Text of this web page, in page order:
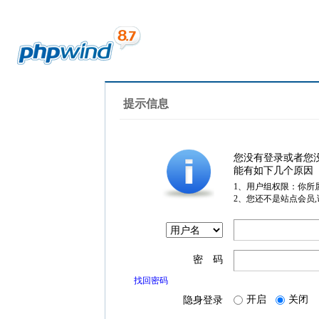
提示信息
您没有登录或者您
能有如下几个原因
1、用户组权限：你所
2、您还不是站点会员
密 码
找回密码
隐身登录 开启 关闭